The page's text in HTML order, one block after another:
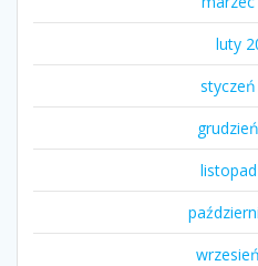
luty